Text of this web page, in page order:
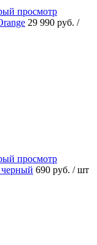
просмотр
29 990 руб. /
просмотр
690 руб. / шт